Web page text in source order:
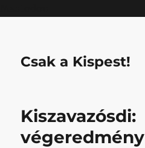
Csak a Kispest!
Kiszavazósdi:
végeredmény